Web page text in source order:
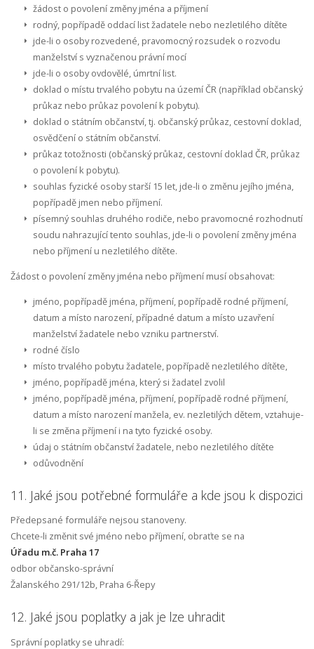
žádost o povolení změny jména a příjmení
rodný, popřípadě oddací list žadatele nebo nezletilého dítěte
jde-li o osoby rozvedené, pravomocný rozsudek o rozvodu
manželství s vyznačenou právní mocí
jde-li o osoby ovdovělé, úmrtní list.
doklad o místu trvalého pobytu na území ČR (například občanský
průkaz nebo průkaz povolení k pobytu).
doklad o státním občanství, tj. občanský průkaz, cestovní doklad,
osvědčení o státním občanství.
průkaz totožnosti (občanský průkaz, cestovní doklad ČR, průkaz
o povolení k pobytu).
souhlas fyzické osoby starší 15 let, jde-li o změnu jejího jména,
popřípadě jmen nebo příjmení.
písemný souhlas druhého rodiče, nebo pravomocné rozhodnutí
soudu nahrazující tento souhlas, jde-li o povolení změny jména
nebo příjmení u nezletilého dítěte.
Žádost o povolení změny jména nebo příjmení musí obsahovat:
jméno, popřípadě jména, příjmení, popřípadě rodné příjmení,
datum a místo narození, případné datum a místo uzavření
manželství žadatele nebo vzniku partnerství.
rodné číslo
místo trvalého pobytu žadatele, popřípadě nezletilého dítěte,
jméno, popřípadě jména, který si žadatel zvolil
jméno, popřípadě jména, příjmení, popřípadě rodné příjmení,
datum a místo narození manžela, ev. nezletilých dětem, vztahuje-
li se změna příjmení i na tyto fyzické osoby.
údaj o státním občanství žadatele, nebo nezletilého dítěte
odůvodnění
11. Jaké jsou potřebné formuláře a kde jsou k dispozici
Předepsané formuláře nejsou stanoveny.
Chcete-li změnit své jméno nebo příjmení, obraťte se na
Úřadu m.č. Praha 17
odbor občansko-správní
Žalanského 291/12b, Praha 6-Řepy
12. Jaké jsou poplatky a jak je lze uhradit
Správní poplatky se uhradí: